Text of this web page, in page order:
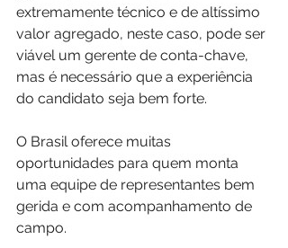
extremamente técnico e de altíssimo
valor agregado, neste caso, pode ser
viável um gerente de conta-chave,
mas é necessário que a experiência
do candidato seja bem forte.
O Brasil oferece muitas
oportunidades para quem monta
uma equipe de representantes bem
gerida e com acompanhamento de
campo.